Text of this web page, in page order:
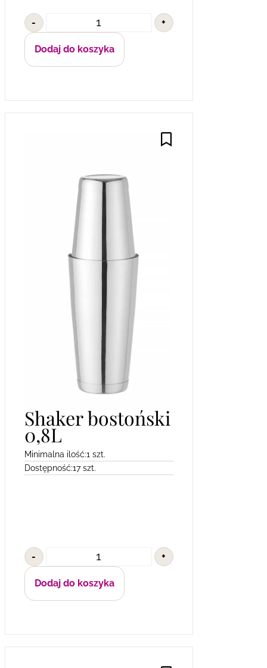
- +
Dodaj do koszyka
Shaker bostoński
0,8L
Minimalna ilość:1 szt.
Dostępność:17 szt.
- +
Dodaj do koszyka